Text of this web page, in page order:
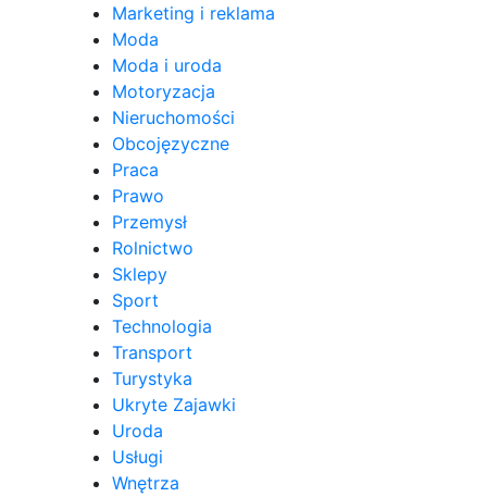
Marketing i reklama
Moda
Moda i uroda
Motoryzacja
Nieruchomości
Obcojęzyczne
Praca
Prawo
Przemysł
Rolnictwo
Sklepy
Sport
Technologia
Transport
Turystyka
Ukryte Zajawki
Uroda
Usługi
Wnętrza